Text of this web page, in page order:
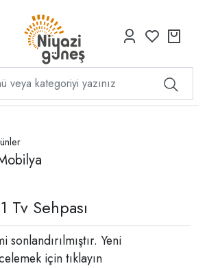
Tv Sehpası
sonlandırılmıştır. Yeni
içintıklayın